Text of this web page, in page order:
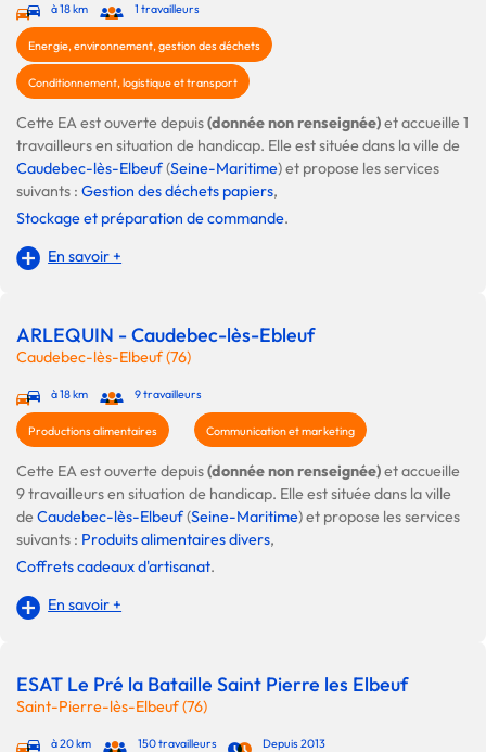
à 18 km 1 travailleurs
Energie, environnement, gestion des déchets
Conditionnement, logistique et transport
Cette EA est ouverte depuis(donnée non renseignée)et accueille 1
travailleurs en situation de handicap. Elle est située dans la ville de
Caudebec-lès-Elbeuf(Seine-Maritime) et propose les services
suivants : Gestion des déchets papiers,
Stockage et préparation de commande.
En savoir +
ARLEQUIN - Caudebec-lès-Ebleuf
Caudebec-lès-Elbeuf (76)
à 18 km 9 travailleurs
Productions alimentaires Communication et marketing
Cette EA est ouverte depuis(donnée non renseignée)et accueille
9 travailleurs en situation de handicap. Elle est située dans la ville
deCaudebec-lès-Elbeuf(Seine-Maritime) et propose les services
suivants : Produits alimentaires divers,
Coffrets cadeaux d'artisanat.
En savoir +
ESAT Le Pré la Bataille Saint Pierre les Elbeuf
Saint-Pierre-lès-Elbeuf (76)
à 20 km 150 travailleurs Depuis 2013